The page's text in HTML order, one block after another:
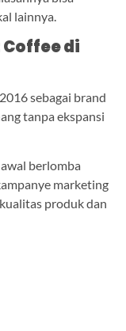
lainnya.
di
sebagai brand
tanpa ekspansi
berlomba
marketing
produk dan